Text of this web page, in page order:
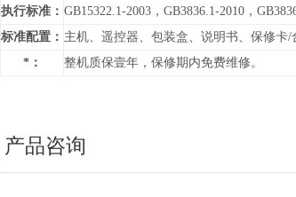
执行标准： GB15322.1-2003，GB3836.1-2010，
标准配置： 主机、遥控器、包装盒、说明书、保修卡/
*：
整机质保壹年，保修期内免费维修。
产品咨询